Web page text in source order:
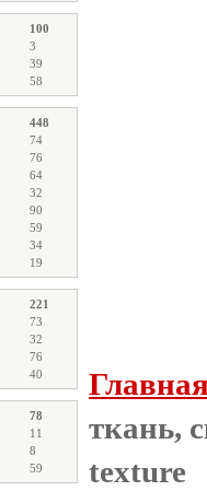
100
3
39
58
448
74
76
64
32
90
59
34
19
221
73
32
76
40
78
11
8
59
ткань,
texture